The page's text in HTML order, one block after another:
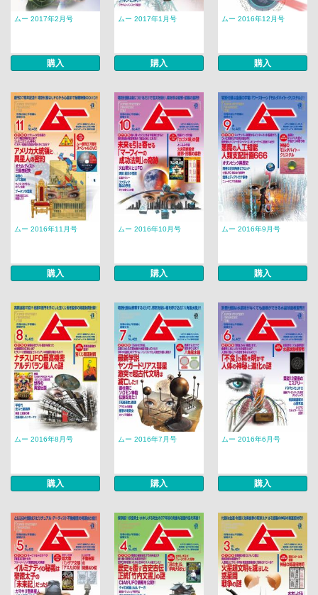
ムー 2017年2月号
購入
ムー 2017年1月号
購入
ムー 2016年12月号
購入
ムー 2016年11月号
購入
ムー 2016年10月号
購入
ムー 2016年9月号
購入
ムー 2016年8月号
購入
ムー 2016年7月号
購入
ムー 2016年6月号
購入